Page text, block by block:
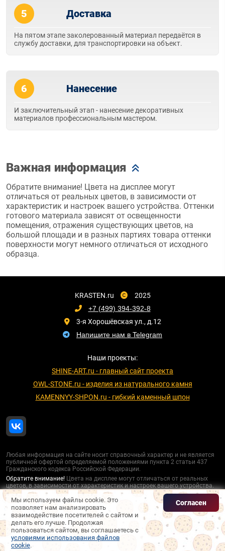
5 Доставка
На пятом этапе заколерованный материал передаётся в
службу доставки, для транспортировки на объект.
6 Нанесение
И заключительный этап - нанесение декоративных
материалов профессиональным мастером.
Важная информация
Обратите внимание! Цвета на дисплее могут
отличаться от реальных цветов, в зависимости от
характеристик и настроек вашего устройства. Оттенки
готового материала зависят от освещенности
помещения, отражения существующих цветов, на
большой площади и в разных партиях товара оттенки
поверхности могут немного отличаться от исходного
образца.
KRASTEN.ru
2025
+7 (499) 394-392-8
3-я Хорошёвская ул., д.12
Напишите нам в Telegram
Наши проекты:
SHINE-ART.ru - главный сайт проекта
OWL-STONE.ru - изделия из натурального камня
KAMENNYY-SHPON.ru - гибкий каменный шпон
Любая информация на сайте носит справочный характер и не является
публичной офертой определяемой положениями пункта 2 статьи 437
Гражданского кодекса Российской Федерации.
Обратите внимание! Цвета на дисплее могут отличаться от реальных
цветов, в зависимости от характеристик и настроек вашего устройства.
Вы можете ознакомиться сполитикой конфиденциальности,политикой
обработки персональных данныхи информацией об использовании
файлов cookie.
Мы используем файлы cookie. Это
позволяет нам анализировать
взаимодействие посетителей с сайтом и
делать его лучше. Продолжая
пользоваться сайтом, вы соглашаетесь с
условиями использования файлов
cookie.
Согласен